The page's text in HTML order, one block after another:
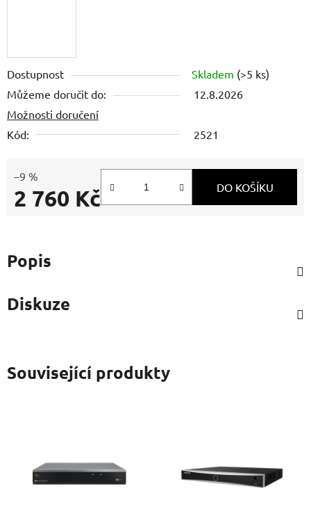
Dostupnost Skladem (>5 ks)
Můžeme doručit do:
12.8.2026
Možnosti doručení
Kód:
2521
–9 %
2 760 Kč DO KOŠÍKU
Popis
Diskuze
Související produkty